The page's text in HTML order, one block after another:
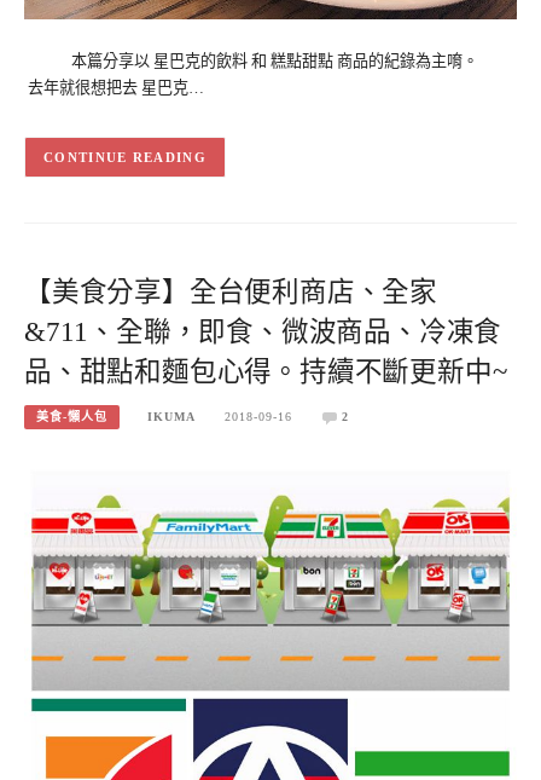
本篇分享以 星巴克的飲料 和 糕點甜點 商品的紀錄為主唷。
去年就很想把去 星巴克…
CONTINUE READING
【美食分享】全台便利商店、全家
&711、全聯，即食、微波商品、冷凍食
品、甜點和麵包心得。持續不斷更新中~
美食-懶人包 IKUMA 2018-09-16 2